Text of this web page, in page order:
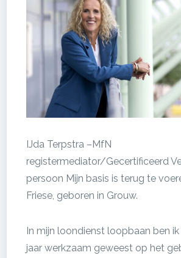
IJda Terpstra –MfN
registermediator/Gecertificeerd
persoon Mijn basis is terug te
Friese, geboren in Grouw.
In mijn loondienst loopbaan ben
jaar werkzaam geweest op het